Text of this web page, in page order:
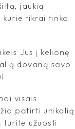
jaukią
tikrai tinka
Jus į kelionę
dovaną savo
visais
patirti unikalią
turite užuosti